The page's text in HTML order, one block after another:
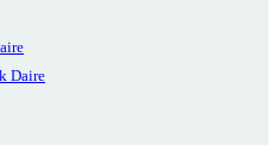
Daire